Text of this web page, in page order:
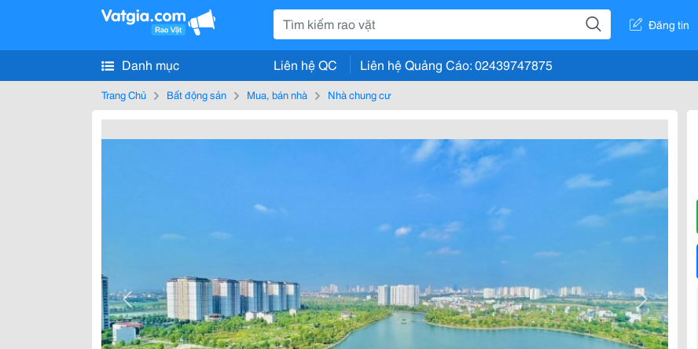
Đăng tin
Danh mục Liên hệ QC Liên hệ Quảng Cáo: 02439747875
Trang Chủ Bất động sản Mua, bán nhà Nhà chung cư